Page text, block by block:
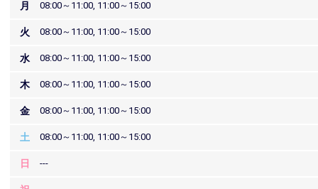
月 08:00～11:00, 11:00～15:00
火 08:00～11:00, 11:00～15:00
水 08:00～11:00, 11:00～15:00
木 08:00～11:00, 11:00～15:00
金 08:00～11:00, 11:00～15:00
土 08:00～11:00, 11:00～15:00
日 ---